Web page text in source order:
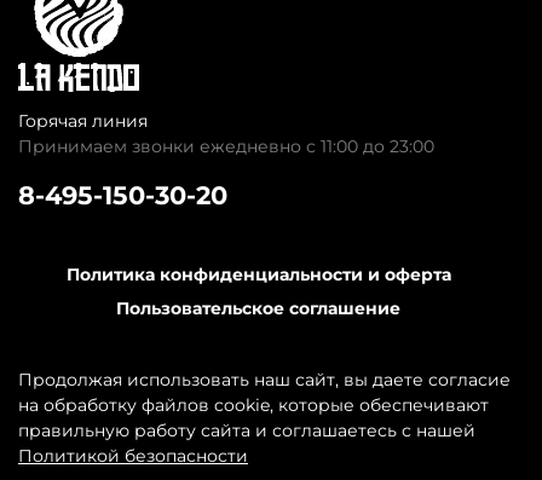
Горячая линия
Принимаем звонки ежедневно с 11:00 до 23:00
8-495-150-30-20
Политика конфиденциальности и оферта
Пользовательское соглашение
Контакты
Продолжая использовать наш сайт, вы даете согласие
на обработку файлов cookie, которые обеспечивают
правильную работу сайта и соглашаетесь с нашей
Политикой безопасности